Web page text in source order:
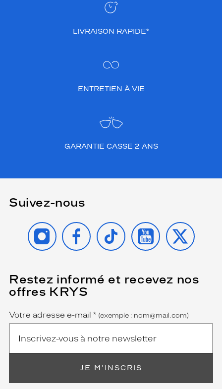
LIVRAISON RAPIDE*
ENTRETIEN À VIE
GARANTIE CASSE 2 ANS
Suivez-nous
INSTAGRAMFACEBOOK
TIKTOK YOUTUBE
X
Restez informé et recevez nos
offres KRYS
Name
Votre adresse e-mail *
(Ce
champ
est
(exemple : nom@mail.com)
JE M'INSCRIS